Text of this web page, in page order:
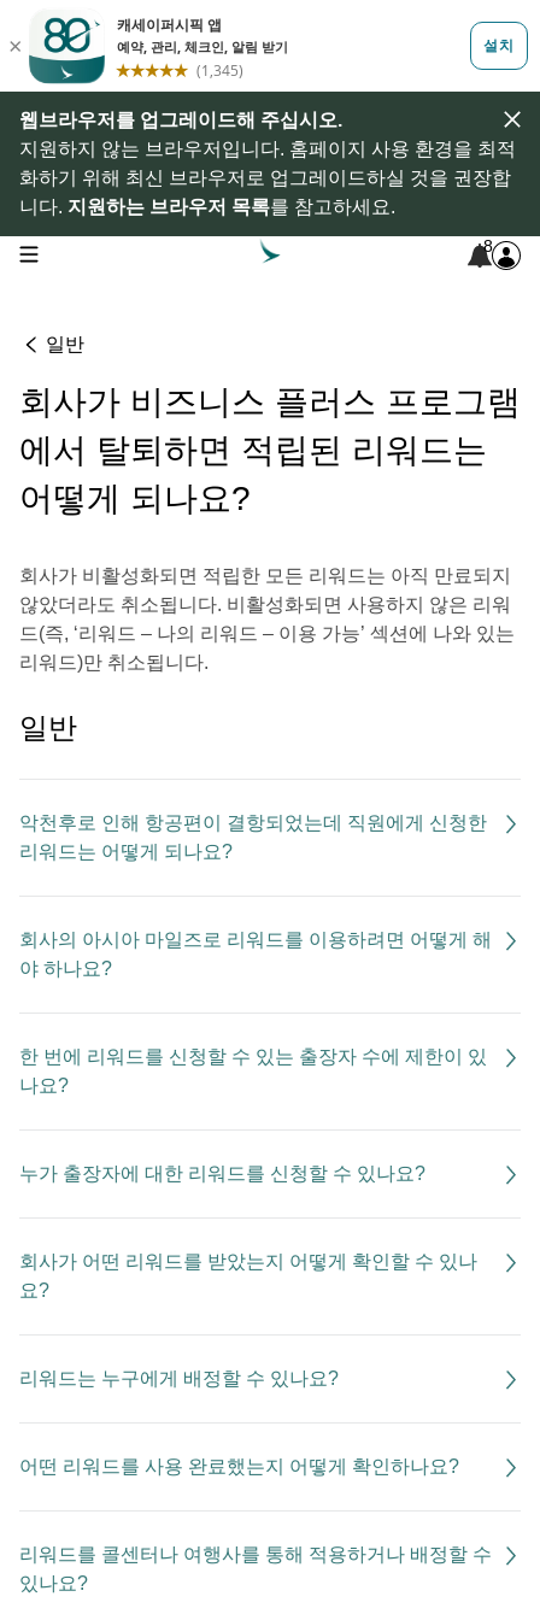
웹브라우저를 업그레이드해 주십시오.
지원하지 않는 브라우저입니다. 홈페이지 사용 환경을 최적
화하기 위해 최신 브라우저로 업그레이드하실 것을 권장합
니다. 지원하는 브라우저 목록를 참고하세요.
open navigation menu 8
일반
회사가 비즈니스 플러스 프로그램
에서 탈퇴하면 적립된 리워드는
어떻게 되나요?
회사가 비활성화되면 적립한 모든 리워드는 아직 만료되지
않았더라도 취소됩니다. 비활성화되면 사용하지 않은 리워
드(즉, ‘리워드 – 나의 리워드 – 이용 가능’ 섹션에 나와 있는
리워드)만 취소됩니다.
일반
악천후로 인해 항공편이 결항되었는데 직원에게 신청한
리워드는 어떻게 되나요?
회사의 아시아 마일즈로 리워드를 이용하려면 어떻게 해
야 하나요?
한 번에 리워드를 신청할 수 있는 출장자 수에 제한이 있
나요?
누가 출장자에 대한 리워드를 신청할 수 있나요?
회사가 어떤 리워드를 받았는지 어떻게 확인할 수 있나
요?
리워드는 누구에게 배정할 수 있나요?
어떤 리워드를 사용 완료했는지 어떻게 확인하나요?
리워드를 콜센터나 여행사를 통해 적용하거나 배정할 수
있나요?